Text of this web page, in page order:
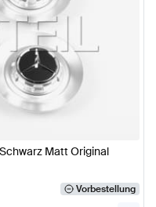
Matt Original
Vorbestellung